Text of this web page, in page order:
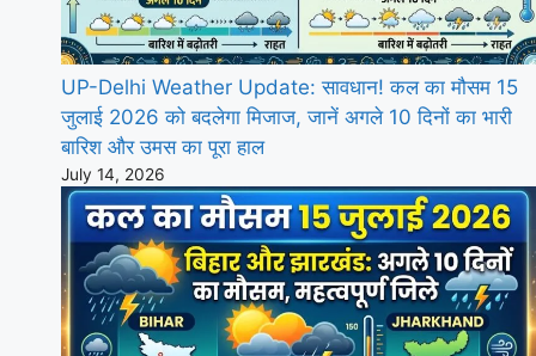
UP-Delhi Weather Update: सावधान! कल का मौसम 15
जुलाई 2026 को बदलेगा मिजाज, जानें अगले 10 दिनों का भारी
बारिश और उमस का पूरा हाल
July 14, 2026